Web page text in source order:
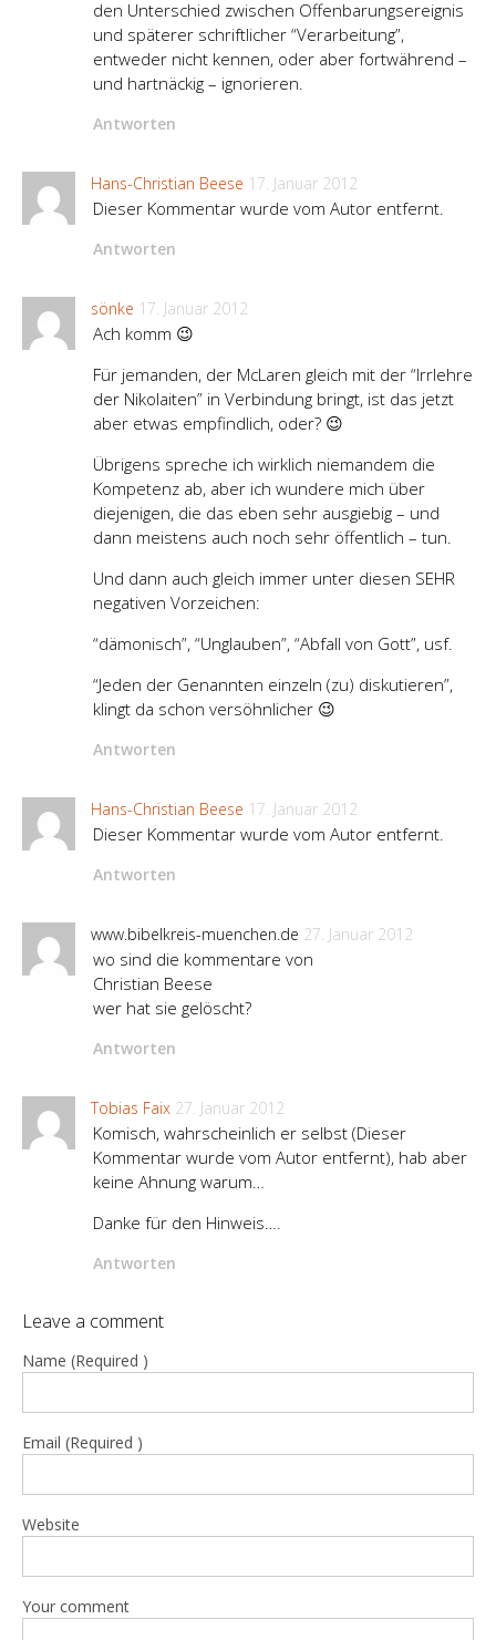
den Unterschied zwischen Offenbarungsereignis
und späterer schriftlicher “Verarbeitung”,
entweder nicht kennen, oder aber fortwährend –
und hartnäckig – ignorieren.
Antworten
Hans-Christian Beese 17. Januar 2012
Dieser Kommentar wurde vom Autor entfernt.
Antworten
sönke 17. Januar 2012
Ach komm 😉
Für jemanden, der McLaren gleich mit der “Irrlehre
der Nikolaiten” in Verbindung bringt, ist das jetzt
aber etwas empfindlich, oder? 😉
Übrigens spreche ich wirklich niemandem die
Kompetenz ab, aber ich wundere mich über
diejenigen, die das eben sehr ausgiebig – und
dann meistens auch noch sehr öffentlich – tun.
Und dann auch gleich immer unter diesen SEHR
negativen Vorzeichen:
“dämonisch”, “Unglauben”, “Abfall von Gott”, usf.
“Jeden der Genannten einzeln (zu) diskutieren”,
klingt da schon versöhnlicher 😉
Antworten
Hans-Christian Beese 17. Januar 2012
Dieser Kommentar wurde vom Autor entfernt.
Antworten
www.bibelkreis-muenchen.de 27. Januar 2012
wo sind die kommentare von
Christian Beese
wer hat sie gelöscht?
Antworten
Tobias Faix 27. Januar 2012
Komisch, wahrscheinlich er selbst (Dieser
Kommentar wurde vom Autor entfernt), hab aber
keine Ahnung warum…
Danke für den Hinweis….
Antworten
Leave a comment
Name (Required )
Email (Required )
Website
Your comment